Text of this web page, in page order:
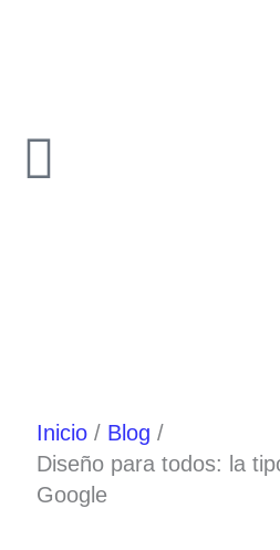
Inicio
Blog
Diseño para todos: la
Google